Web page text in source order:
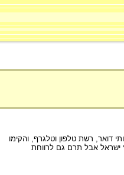
דואר, רשת טלפון וטלגרף, והקימו
ישראל אבל תרם גם לרווחת